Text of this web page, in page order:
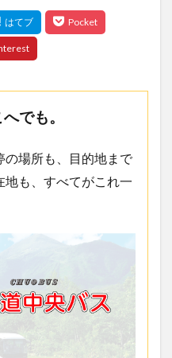
でも。
の場所も、目的地まで
も、すべてがこれ一